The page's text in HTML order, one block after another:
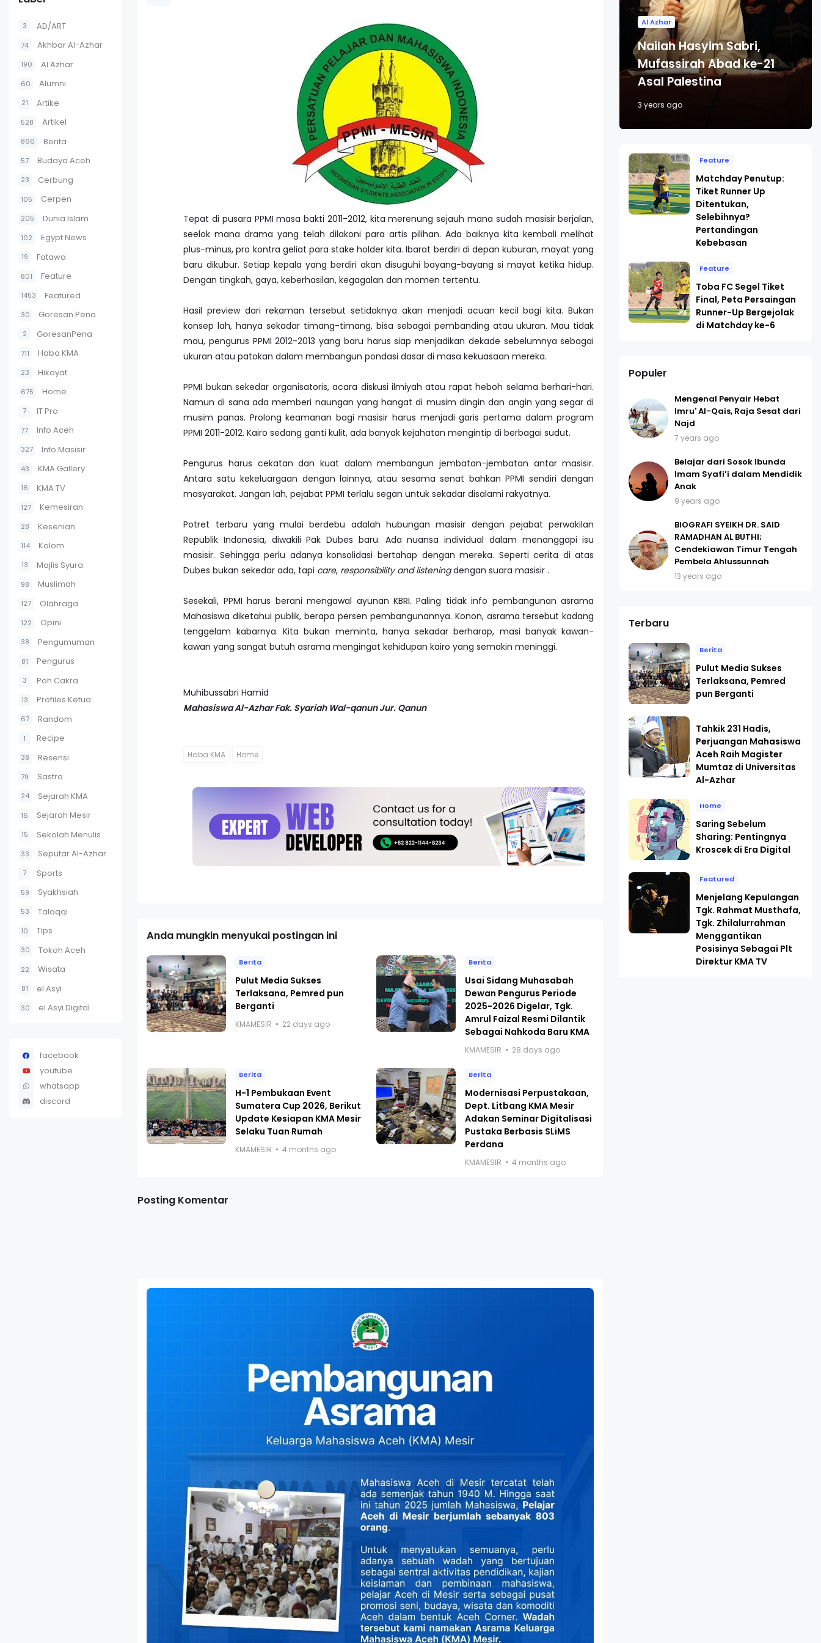
3 AD/ART
74 Akhbar Al-Azhar
190 Al Azhar
60 Alumni
21 Artike
528 Artikel
866 Berita
57 Budaya Aceh
23 Cerbung
105 Cerpen
205 Dunia Islam
102 Egypt News
19 Fatawa
801 Feature
1453 Featured
30 Goresan Pena
2 GoresanPena
711 Haba KMA
23 Hikayat
675 Home
7 IT Pro
77 Info Aceh
327 Info Masisir
43 KMA Gallery
16 KMA TV
127 Kemesiran
28 Kesenian
114 Kolom
13 Majlis Syura
98 Muslimah
127 Olahraga
122 Opini
38 Pengumuman
81 Pengurus
3 Poh Cakra
13 Profiles Ketua
67 Random
1 Recipe
38 Resensi
79 Sastra
24 Sejarah KMA
16 Sejarah Mesir
15 Sekolah Menulis
33 Seputar Al-Azhar
7 Sports
59 Syakhsiah
53 Talaqqi
10 Tips
30 Tokoh Aceh
22 Wisata
81 el Asyi
30 el Asyi Digital
facebook
youtube
whatsapp
discord
Tepat di pusara PPMI masa bakti 2011-2012, kita merenung sejauh mana sudah masisir berjalan,
seelok mana drama yang telah dilakoni para artis pilihan. Ada baiknya kita kembali melihat
plus-minus, pro kontra geliat para stake holder kita. Ibarat berdiri di depan kuburan, mayat yang
baru dikubur. Setiap kepala yang berdiri akan disuguhi bayang-bayang si mayat ketika hidup.
Dengan tingkah, gaya, keberhasilan, kegagalan dan momen tertentu.
Hasil preview dari rekaman tersebut setidaknya akan menjadi acuan kecil bagi kita. Bukan
konsep lah, hanya sekadar timang-timang, bisa sebagai pembanding atau ukuran. Mau tidak
mau, pengurus PPMI 2012-2013 yang baru harus siap menjadikan dekade sebelumnya sebagai
ukuran atau patokan dalam membangun pondasi dasar di masa kekuasaan mereka.
PPMI bukan sekedar organisatoris, acara diskusi ilmiyah atau rapat heboh selama berhari-hari.
Namun di sana ada memberi naungan yang hangat di musim dingin dan angin yang segar di
musim panas. Prolong keamanan bagi masisir harus menjadi garis pertama dalam program
PPMI 2011-2012. Kairo sedang ganti kulit, ada banyak kejahatan mengintip di berbagai sudut.
Pengurus harus cekatan dan kuat dalam membangun jembatan-jembatan antar masisir.
Antara satu kekeluargaan dengan lainnya, atau sesama senat bahkan PPMI sendiri dengan
masyarakat. Jangan lah, pejabat PPMI terlalu segan untuk sekadar disalami rakyatnya.
Potret terbaru yang mulai berdebu adalah hubungan masisir dengan pejabat perwakilan
Republik Indonesia, diwakili Pak Dubes baru. Ada nuansa individual dalam menanggapi isu
masisir. Sehingga perlu adanya konsolidasi bertahap dengan mereka. Seperti cerita di atas
Dubes bukan sekedar ada, tapi care, responsibility and listeningdengan suara masisir .
Sesekali, PPMI harus berani mengawal ayunan KBRI. Paling tidak info pembangunan asrama
Mahasiswa diketahui publik, berapa persen pembangunannya. Konon, asrama tersebut kadang
tenggelam kabarnya. Kita bukan meminta, hanya sekadar berharap, masi banyak kawan-
kawan yang sangat butuh asrama mengingat kehidupan kairo yang semakin meninggi.
Muhibussabri Hamid
Mahasiswa Al-Azhar Fak. Syariah Wal-qanun Jur. Qanun
Haba KMA Home
Anda mungkin menyukai postingan ini
Berita
Pulut Media Sukses
Terlaksana, Pemred pun
Berganti
KMAMESIR 22 days ago
Berita
Usai Sidang Muhasabah
Dewan Pengurus Periode
2025-2026 Digelar, Tgk.
Amrul Faizal Resmi Dilantik
Sebagai Nahkoda Baru KMA
KMAMESIR 28 days ago
Berita
H-1 Pembukaan Event
Sumatera Cup 2026, Berikut
Update Kesiapan KMA Mesir
Selaku Tuan Rumah
KMAMESIR 4 months ago
Berita
Modernisasi Perpustakaan,
Dept. Litbang KMA Mesir
Adakan Seminar Digitalisasi
Pustaka Berbasis SLiMS
Perdana
KMAMESIR 4 months ago
Posting Komentar
Al Azhar
Nailah Hasyim Sabri,
Mufassirah Abad ke-21
Asal Palestina
3 years ago
Feature
Matchday Penutup:
Tiket Runner Up
Ditentukan,
Selebihnya?
Pertandingan
Kebebasan
Feature
Toba FC Segel Tiket
Final, Peta Persaingan
Runner-Up Bergejolak
di Matchday ke-6
Populer
Mengenal Penyair Hebat
Imru' Al-Qais, Raja Sesat dari
Najd
7 years ago
Belajar dari Sosok Ibunda
Imam Syafi’i dalam Mendidik
Anak
9 years ago
BIOGRAFI SYEIKH DR. SAID
RAMADHAN AL BUTHI;
Cendekiawan Timur Tengah
Pembela Ahlussunnah
13 years ago
Terbaru
Berita
Pulut Media Sukses
Terlaksana, Pemred
pun Berganti
Tahkik 231 Hadis,
Perjuangan Mahasiswa
Aceh Raih Magister
Mumtaz di Universitas
Al-Azhar
Home
Saring Sebelum
Sharing: Pentingnya
Kroscek di Era Digital
Featured
Menjelang Kepulangan
Tgk. Rahmat Musthafa,
Tgk. Zhilalurrahman
Menggantikan
Posisinya Sebagai Plt
Direktur KMA TV